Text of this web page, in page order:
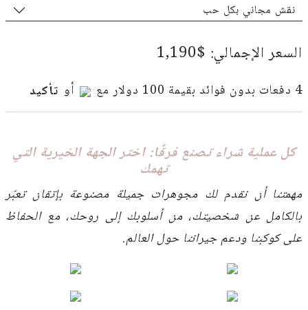
نقش مجاني بكل حب
السعر الإجمالي: $1,190
4 دفعات بدون فوائد بقيمة 100 دولار مع أو تأكيد
كل عملية شراء تصنع فرقًا: اختر الجهة الخيرية التي
تهمك
مهمتنا أن نقدم لك مجوهرات جميلة مصنوعة بإتقان تعبّر
بالكامل عن شخصيتك، من أسلوبك إلى روحك، مع الحفاظ
على كوكبنا ودعم جيراننا حول العالم.